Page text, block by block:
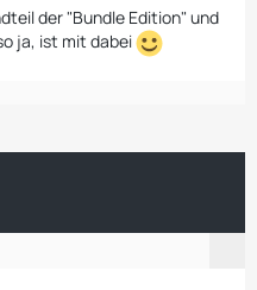
der "Bundle Edition" und
ja, ist mit dabei